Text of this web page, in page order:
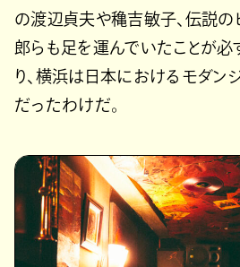
の渡辺貞夫や穐吉敏子、伝説の
郎らも足を運んでいたことが必
り、横浜は日本におけるモダン
だったわけだ。